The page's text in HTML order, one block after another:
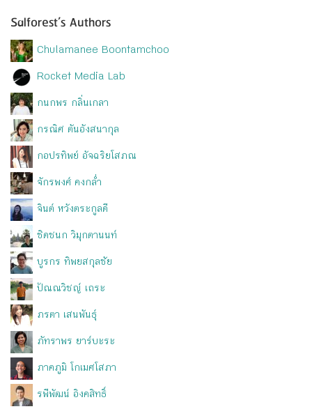
Salforest’s Authors
Chulamanee Boontamchoo
Rocket Media Lab
กนกพร กลิ่นเกลา
กรณิศ ตันอังสนากุล
กอปรทิพย์ อัจฉริยโสภณ
จักรพงศ์ คงกล่ำ
จินต์ หวังตระกูลดี
ชิดชนก วิมุกตานนท์
บูรกร ทิพยสกุลชัย
ปัณณวิชญ์ เถระ
ภรตา เสนพันธุ์
ภัทราพร ยาร์บะระ
ภาคภูมิ โกเมศโสภา
รพีพัฒน์ อิงคสิทธิ์